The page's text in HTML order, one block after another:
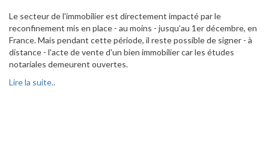
Le secteur de l'immobilier est directement impacté par le
reconfinement mis en place - au moins - jusqu’au 1er décembre, en
France. Mais pendant cette période, il reste possible de signer - à
distance - l'acte de vente d'un bien immobilier car les études
notariales demeurent ouvertes.
Lire la suite..